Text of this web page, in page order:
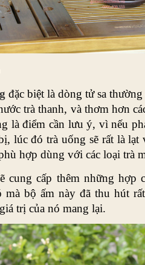
đặc biệt là dòng tử sa
trà thanh, và thơm hơn
là điểm cần lưu ý, vì nếu
lúc đó trà uống sẽ rất là
hợp dùng với các loại trà
cung cấp thêm những
bộ ấm này đã thu hút
trị của nó mang lại.